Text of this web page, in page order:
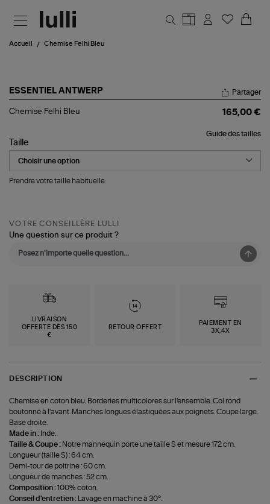
Accueil Chemise Felhi Bleu
ESSENTIEL ANTWERP
Chemise
Partager
Chemise Felhi Bleu 165,00 €
Guide des tailles
Taille
Prendre votre taille habituelle.
VOTRE CONSEILLÈRE LULLI
Une question sur ce produit ?
LIVRAISON
OFFERTE DÈS 150
€
RETOUR OFFERT
PAIEMENT EN
3X,4X
DESCRIPTION
Chemise en coton bleu. Borderies multicolores sur l'ensemble. Col rond
boutonné à l'avant. Manches longues élastiquées aux poignets. Coupe large.
Base droite.
Made in : Inde.
Taille & Coupe : Notre mannequin porte une taille S et mesure 172 cm.
Longueur (taille S) : 64 cm.
Demi-tour de poitrine : 60 cm.
Longueur de manches : 52 cm.
Composition :100% coton.
Conseil d'entretien :
Lavage en machine à 30°.